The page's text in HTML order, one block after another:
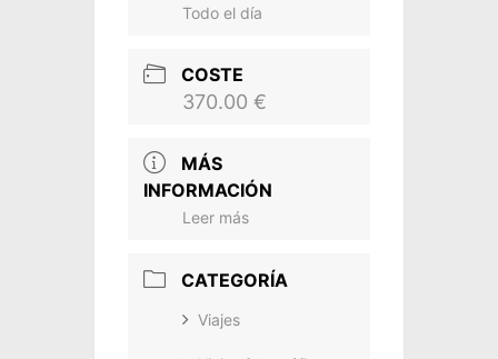
Todo el día
COSTE
370.00 €
MÁS
INFORMACIÓN
Leer más
CATEGORÍA
Viajes